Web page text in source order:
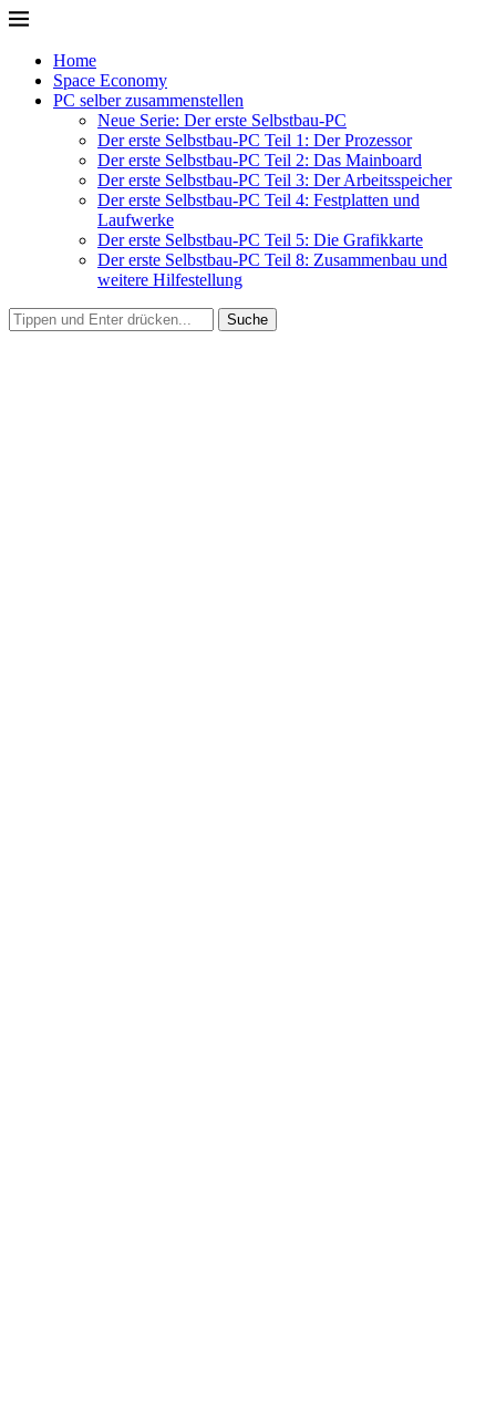
Home
Space Economy
PC selber zusammenstellen
Neue Serie: Der erste Selbstbau-PC
Der erste Selbstbau-PC Teil 1: Der Prozessor
Der erste Selbstbau-PC Teil 2: Das Mainboard
Der erste Selbstbau-PC Teil 3: Der Arbeitsspeicher
Der erste Selbstbau-PC Teil 4: Festplatten und
Laufwerke
Der erste Selbstbau-PC Teil 5: Die Grafikkarte
Der erste Selbstbau-PC Teil 8: Zusammenbau und
weitere Hilfestellung
Suche